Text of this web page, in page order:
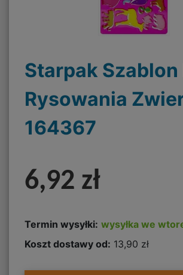
Starpak Szablon
Rysowania
164367
6,92 zł
Termin wysyłki: wysyłka we
Koszt dostawy od: 13,90 zł